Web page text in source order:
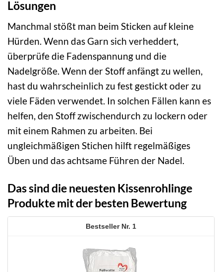
Lösungen
Manchmal stößt man beim Sticken auf kleine
Hürden. Wenn das Garn sich verheddert,
überprüfe die Fadenspannung und die
Nadelgröße. Wenn der Stoff anfängt zu wellen,
hast du wahrscheinlich zu fest gestickt oder zu
viele Fäden verwendet. In solchen Fällen kann es
helfen, den Stoff zwischendurch zu lockern oder
mit einem Rahmen zu arbeiten. Bei
ungleichmäßigen Stichen hilft regelmäßiges
Üben und das achtsame Führen der Nadel.
Das sind die neuesten Kissenrohlinge
Produkte mit der besten Bewertung
1